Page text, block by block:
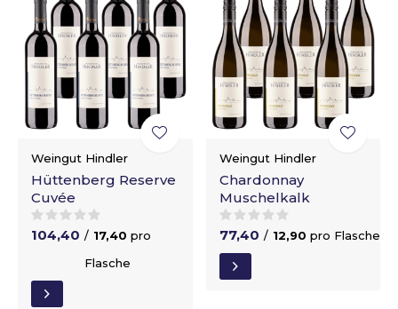
Weingut Hindler
Hüttenberg Reserve
Cuvée
104,40 / 17,40 pro
Flasche
Weingut Hindler
Chardonnay
Muschelkalk
77,40 / 12,90 pro Flasche